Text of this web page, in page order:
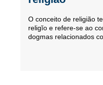
O conceito de religião
religĭo e refere-se ao
dogmas relacionados